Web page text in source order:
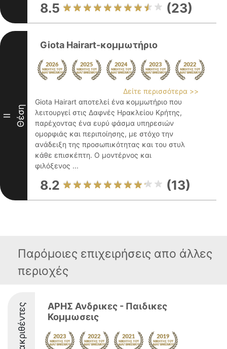
8.5 (23)
II Θέση
Giota Hairart-κομμωτήριο
Δείτε περισσότερα >>
Giota Hairart αποτελεί ένα κομμωτήριο που
λειτουργεί στις Δαφνές Ηρακλείου Κρήτης,
παρέχοντας ένα ευρύ φάσμα υπηρεσιών
ομορφιάς και περιποίησης, με στόχο την
ανάδειξη της προσωπικότητας και του στυλ
κάθε επισκέπτη. Ο μοντέρνος και
φιλόξενος ...
8.2 (13)
Παρόμοιες επιχειρήσεις απο άλλες
περιοχές
Διακριθέντες
ΑΡΗΣ Ανδρικες - Παιδικες
Κομμωσεις